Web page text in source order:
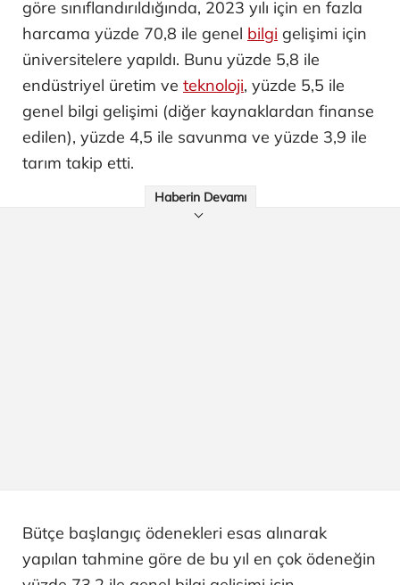
göre sınıflandırıldığında, 2023 yılı için en fazla
harcama yüzde 70,8 ile genel bilgi gelişimi için
üniversitelere yapıldı. Bunu yüzde 5,8 ile
endüstriyel üretim ve teknoloji, yüzde 5,5 ile
genel bilgi gelişimi (diğer kaynaklardan finanse
edilen), yüzde 4,5 ile savunma ve yüzde 3,9 ile
tarım takip etti.
Haberin Devamı
Bütçe başlangıç ödenekleri esas alınarak
yapılan tahmine göre de bu yıl en çok ödeneğin